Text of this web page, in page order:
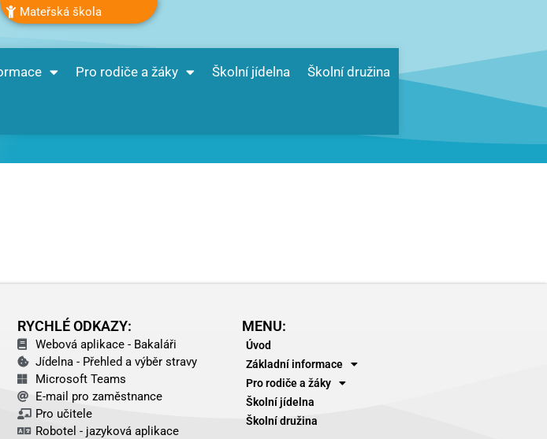
Mateřská škola
Pro rodiče a žáky Školní jídelna Školní družina
RYCHLÉ ODKAZY:
Webová aplikace - Bakaláři
Jídelna - Přehled a výběr stravy
Microsoft Teams
E-mail pro zaměstnance
Pro učitele
Robotel - jazyková aplikace
MENU:
Úvod
Základní informace
Pro rodiče a žáky
Školní jídelna
Školní družina